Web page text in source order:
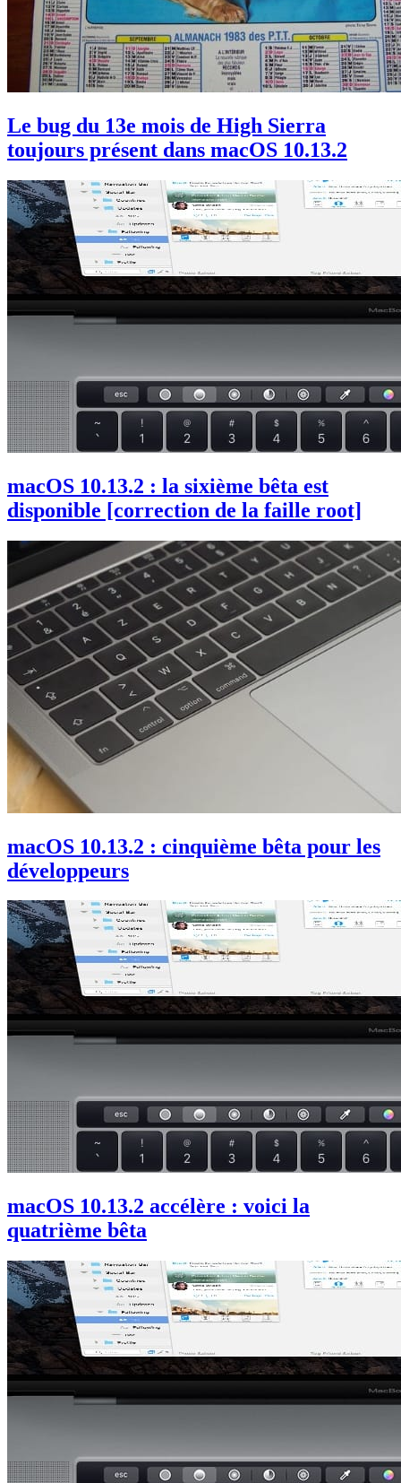
Le bug du 13e mois de High Sierra
toujours présent dans macOS 10.13.2
macOS 10.13.2 : la sixième bêta est
disponible [correction de la faille root]
macOS 10.13.2 : cinquième bêta pour les
développeurs
macOS 10.13.2 accélère : voici la
quatrième bêta